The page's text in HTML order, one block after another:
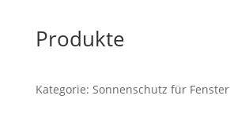
Produkte
Kategorie: Sonnenschutz für Fenster